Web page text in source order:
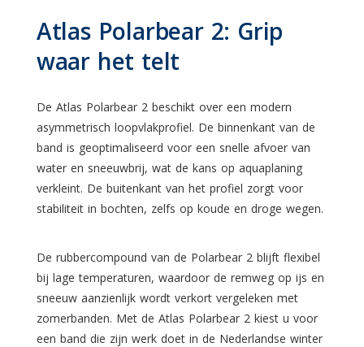
Atlas Polarbear 2: Grip
waar het telt
De Atlas Polarbear 2 beschikt over een modern
asymmetrisch loopvlakprofiel. De binnenkant van de
band is geoptimaliseerd voor een snelle afvoer van
water en sneeuwbrij, wat de kans op aquaplaning
verkleint. De buitenkant van het profiel zorgt voor
stabiliteit in bochten, zelfs op koude en droge wegen.
De rubbercompound van de Polarbear 2 blijft flexibel
bij lage temperaturen, waardoor de remweg op ijs en
sneeuw aanzienlijk wordt verkort vergeleken met
zomerbanden. Met de Atlas Polarbear 2 kiest u voor
een band die zijn werk doet in de Nederlandse winter